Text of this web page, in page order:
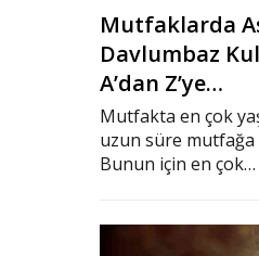
Mutfaklarda
Davlumbaz
A’dan Z’ye…
Mutfakta en çok
uzun süre mutfağa
Bunun için en çok…